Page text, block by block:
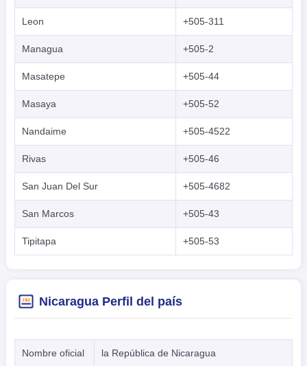
Leon +505-311
Managua +505-2
Masatepe +505-44
Masaya +505-52
Nandaime +505-4522
Rivas +505-46
San Juan Del Sur +505-4682
San Marcos +505-43
Tipitapa +505-53
Nicaragua Perfil del país
Nombre oficial la República de Nicaragua